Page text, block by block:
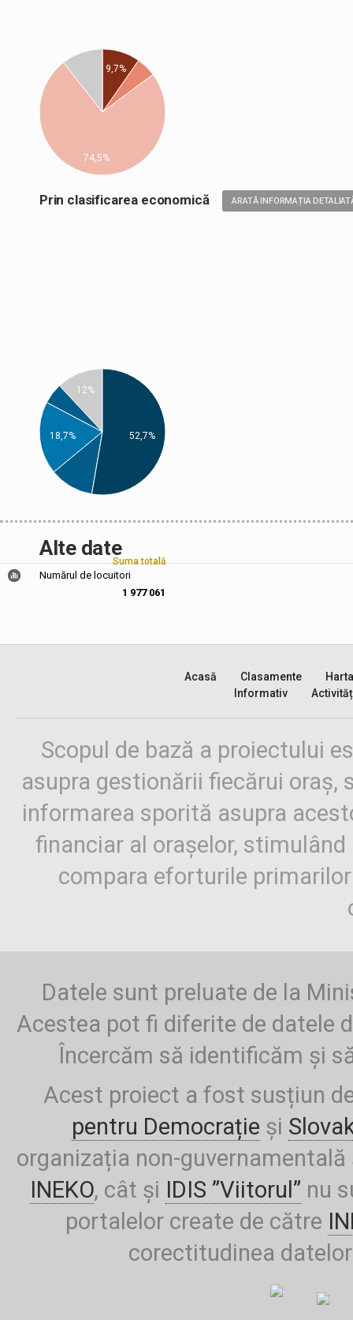
9,7%
74,5%
Prin clasificarea economică ARATĂ INFORMAȚIA
12%
18,7% 52,7%
Alte date
Suma totală
Numărul de locuitori
1 977 061
Acasă Clasamente
Harta
Informativ
Scopul de bază a proiectului
asupra gestionării fiecărui oraș,
informarea sporită asupra
financiar al orașelor,
compara eforturile
Datele sunt preluate de la
Acestea pot fi diferite de datele
Încercăm să identificăm și
Acest proiect a fost susțiun
pentru Democrație și
organizația non-
INEKO, cât și IDIS ”Viitorul” nu
portalelor create de către
corectitudinea